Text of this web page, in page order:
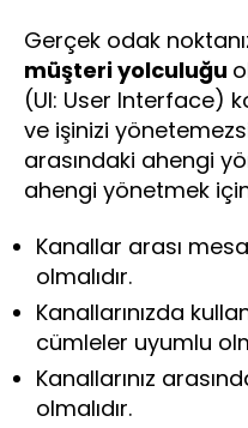
Gerçek odak
müşteri yolculuğu
(UI: User Interface)
ve işinizi
arasındaki ahengi
ahengi yönetmek
Kanallar arası
olmalıdır.
Kanallarınızda
cümleler uyumlu
Kanallarınız
olmalıdır.